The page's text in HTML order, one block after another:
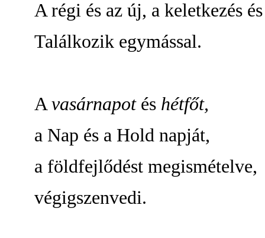
A régi és az új, a keletkezés
Találkozik egymással.
Avasárnapotés hétfőt,
a Nap és a Hold napját,
a földfejlődést megismételve,
végigszenvedi.